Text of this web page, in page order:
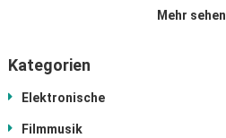
Mehr sehen
Kategorien
Elektronische
Filmmusik